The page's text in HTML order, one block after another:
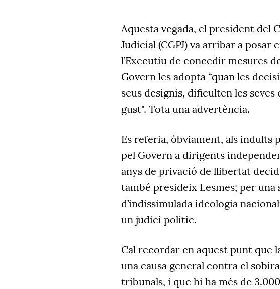
Aquesta vegada, el president del
Judicial (CGPJ) va arribar a posar
l’Executiu de concedir mesures
Govern les adopta “quan les
seus designis, dificulten les
gust". Tota una advertència.
Es referia, òbviament, als indults
pel Govern a dirigents
anys de privació de llibertat
també presideix Lesmes; per
d’indissimulada ideologia
un judici polític.
Cal recordar en aquest punt que
una causa general contra el
tribunals, i que hi ha més de